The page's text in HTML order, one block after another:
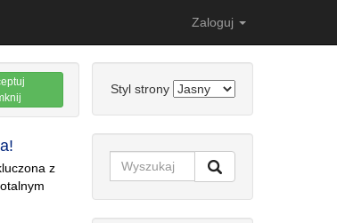
Zaloguj
z
Styl strony